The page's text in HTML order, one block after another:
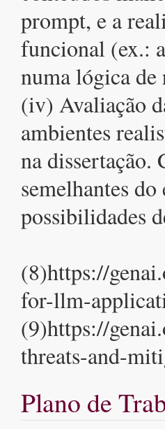
prompt, e a
funcional (ex.:
numa lógica de
(iv) Avaliação
ambientes
na dissertação.
semelhantes
possibilidades
(8)https://
for-llm-
(9)https://
threats-and-
Plano de